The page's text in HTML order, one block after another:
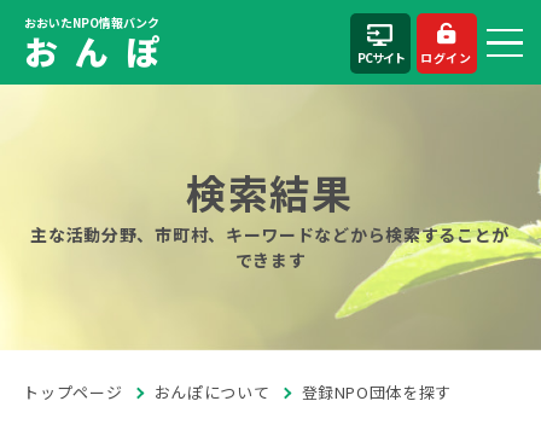
おおいたNPO情報バンク
お ん ぽ PCサイト ログイン
検索結果
主な活動分野、市町村、キーワードなどから検索することが
できます
トップページ おんぽについて 登録NPO団体を探す